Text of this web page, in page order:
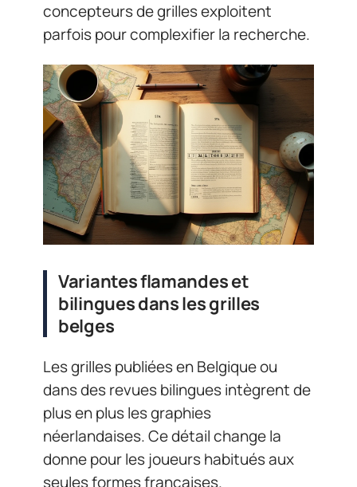
concepteurs de grilles exploitent
parfois pour complexifier la recherche.
Variantes flamandes et
bilingues dans les grilles
belges
Les grilles publiées en Belgique ou
dans des revues bilingues intègrent de
plus en plus les graphies
néerlandaises. Ce détail change la
donne pour les joueurs habitués aux
seules formes françaises.